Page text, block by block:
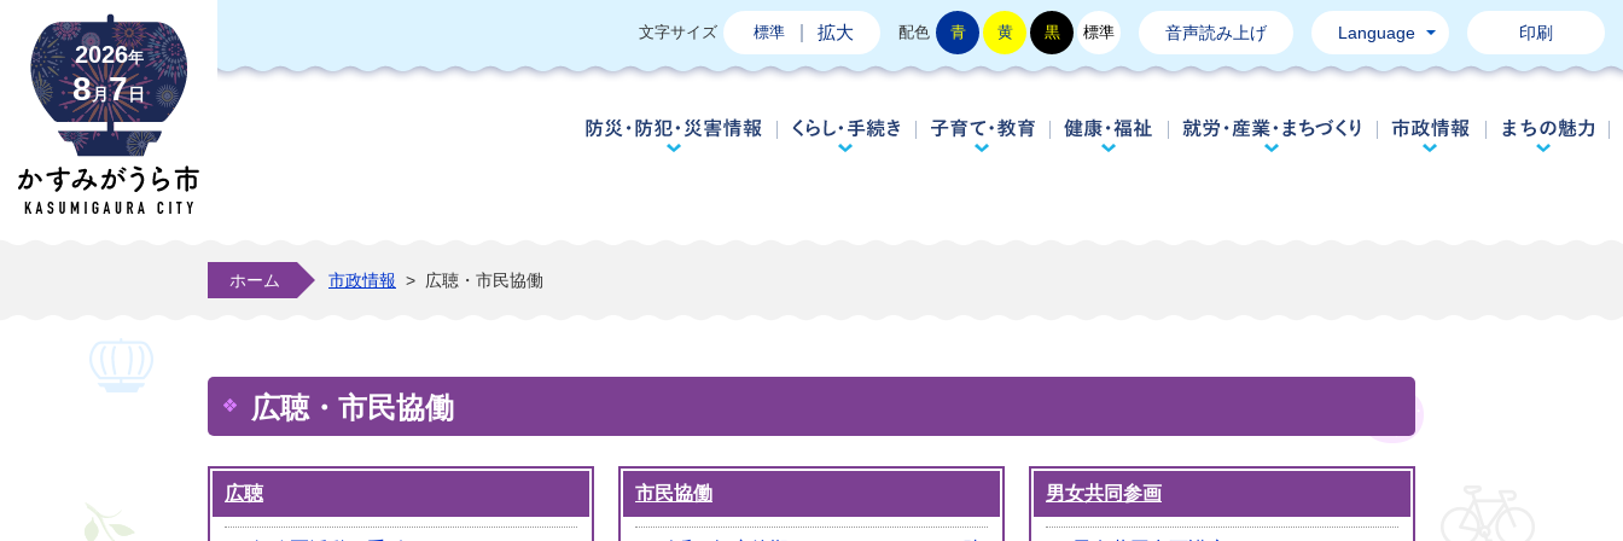
2026年
8月7日
文字サイズ 標準 拡大 配色 青 黄 黒 標準 音声読み上げ Language 印刷
防災・防犯・災害情報くらし・手続き子育て・教育 健康・福祉 就労・産業・まちづくり
市政情報
ホーム 市政情報 > 広聴・市民協働
広聴・市民協働
広聴 市民協働 男女共同参画